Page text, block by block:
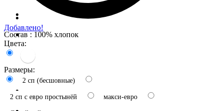
Добавлено!
Состав : 100% хлопок
Цвета:
Размеры:
2 сп (бесшовные)
2 сп с евро простынёй макси-евро